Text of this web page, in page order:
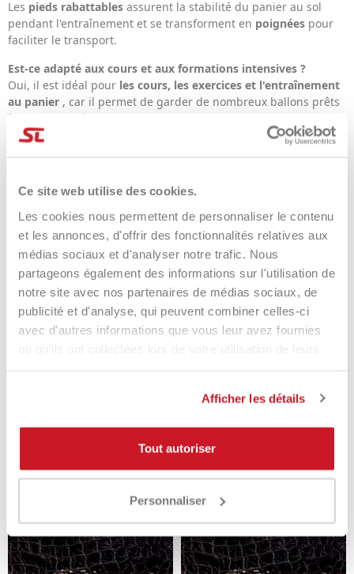
Ce site web utilise des cookies.
Les cookies nous permettent de personnaliser le contenu
et les annonces, d'offrir des fonctionnalités relatives aux
médias sociaux et d'analyser notre trafic. Nous
partageons également des informations sur l'utilisation de
notre site avec nos partenaires de médias sociaux, de
publicité et d'analyse, qui peuvent combiner celles-ci
avec d'autres informations que vous leur avez fournies
Afficher les détails
Tout autoriser
Personnaliser
Les pieds rabattables assurent la stabilité du panier au sol
pendant l'entraînement et se transforment en poignées pour
faciliter le transport.
Est-ce adapté aux cours et aux formations intensives ?
Oui, il est idéal pour les cours, les exercices et l'entraînement
au panier , car il permet de garder de nombreux ballons prêts
à l'emploi et réduit les interruptions.
Est-ce facile à transporter ?
Est-ce également adapté aux clubs de tennis et aux écoles ?
Absolument : sagrande capacitéet sa facilité d'utilisation en
font un excellent choix pourles clubs, les écoles et les
instructeurs.
DÉTAILS DU PRODUIT
-21%